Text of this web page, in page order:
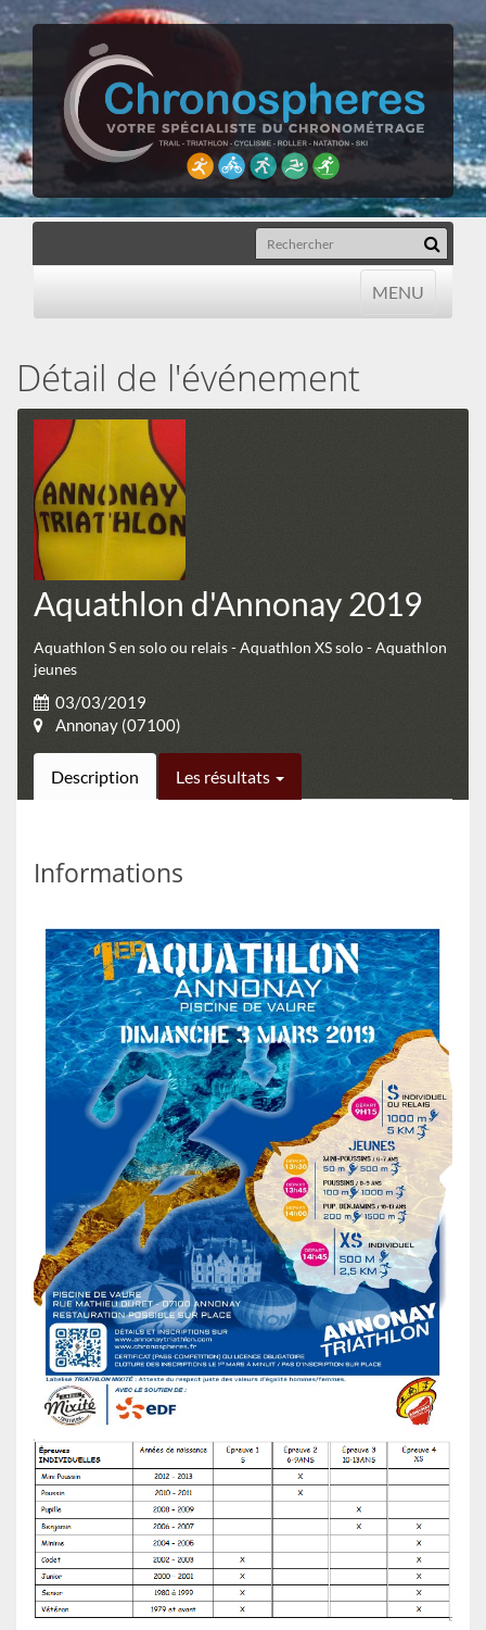
MENU
MENU
Détail de l'événement
Aquathlon d'Annonay 2019
Aquathlon S en solo ou relais - Aquathlon XS solo - Aquathlon
jeunes
03/03/2019
Annonay (07100)
Description Les résultats
Informations